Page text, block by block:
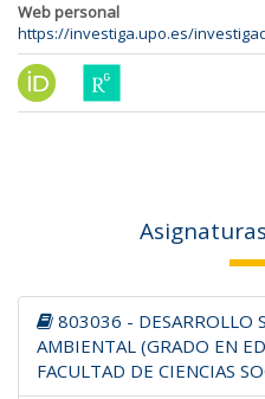
Web personal
https://investiga.upo.es/
803036 - DESARROLLO
AMBIENTAL (GRADO EN
FACULTAD DE CIENCIAS